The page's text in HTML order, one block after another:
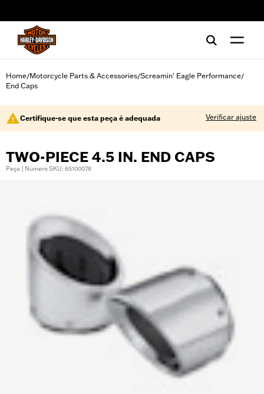
Home/Motorcycle Parts & Accessories/Screamin' Eagle Performance/
End Caps
Certifique-se que esta peça é adequada Verificar ajuste
TWO-PIECE 4.5 IN. END CAPS
Peça | Número SKU: 65100078